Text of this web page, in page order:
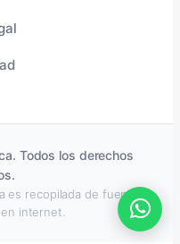
Todos los derechos
es recopilada de fuentes
internet.